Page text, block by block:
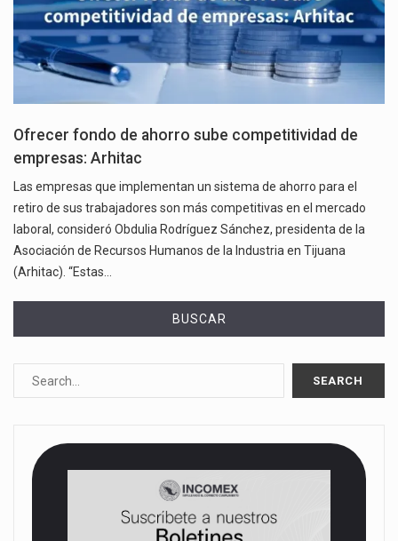
Ofrecer fondo de ahorro sube competitividad de
empresas: Arhitac
Las empresas que implementan un sistema de ahorro para el
retiro de sus trabajadores son más competitivas en el mercado
laboral, consideró Obdulia Rodríguez Sánchez, presidenta de la
Asociación de Recursos Humanos de la Industria en Tijuana
(Arhitac). “Estas…
BUSCAR